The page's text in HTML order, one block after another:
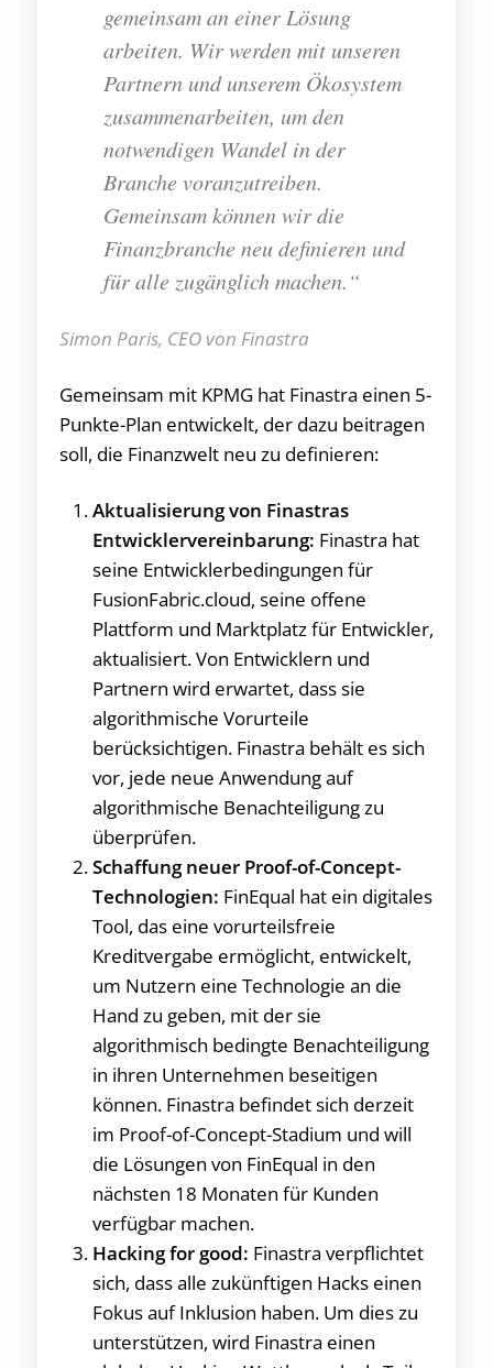
gemeinsam an einer Lösung
arbeiten. Wir werden mit unseren
Partnern und unserem Ökosystem
zusammenarbeiten, um den
notwendigen Wandel in der
Branche voranzutreiben.
Gemeinsam können wir die
Finanzbranche neu definieren und
für alle zugänglich machen.“
Simon Paris, CEO von Finastra
Gemeinsam mit KPMG hat Finastra einen 5-
Punkte-Plan entwickelt, der dazu beitragen
soll, die Finanzwelt neu zu definieren:
Aktualisierung von Finastras
Entwicklervereinbarung: Finastra hat
seine Entwicklerbedingungen für
FusionFabric.cloud, seine offene
Plattform und Marktplatz für Entwickler,
aktualisiert. Von Entwicklern und
Partnern wird erwartet, dass sie
algorithmische Vorurteile
berücksichtigen. Finastra behält es sich
vor, jede neue Anwendung auf
algorithmische Benachteiligung zu
überprüfen.
Schaffung neuer Proof-of-Concept-
Technologien: FinEqual hat ein digitales
Tool, das eine vorurteilsfreie
Kreditvergabe ermöglicht, entwickelt,
um Nutzern eine Technologie an die
Hand zu geben, mit der sie
algorithmisch bedingte Benachteiligung
in ihren Unternehmen beseitigen
können. Finastra befindet sich derzeit
im Proof-of-Concept-Stadium und will
die Lösungen von FinEqual in den
nächsten 18 Monaten für Kunden
verfügbar machen.
Hacking for good: Finastra verpflichtet
sich, dass alle zukünftigen Hacks einen
Fokus auf Inklusion haben. Um dies zu
unterstützen, wird Finastra einen